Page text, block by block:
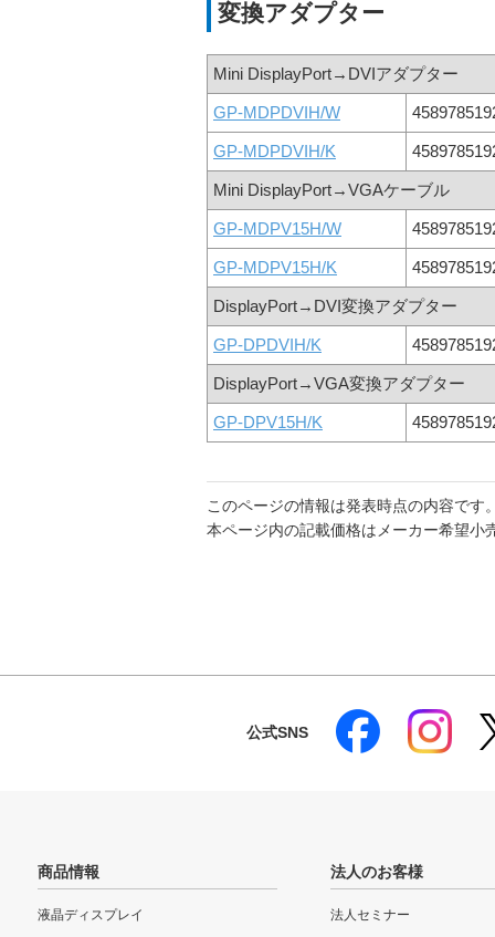
変換アダプター
Mini DisplayPort→DVIアダプター
GP-MDPDVIH/W
GP-MDPDVIH/K
Mini DisplayPort→VGAケーブル
GP-MDPV15H/W
GP-MDPV15H/K
DisplayPort→DVI変換アダプター
GP-DPDVIH/K
DisplayPort→VGA変換アダプター
GP-DPV15H/K
このページの情報は発表時点の内容で
本ページ内の記載価格はメーカー希望小
公式SNS
商品情報
液晶ディスプレイ
法人のお客様
法人セミナー